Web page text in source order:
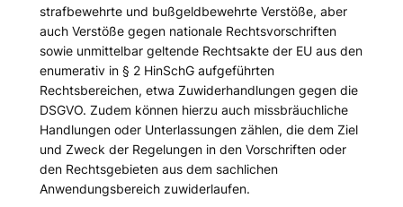
strafbewehrte und bußgeldbewehrte Verstöße, aber
auch Verstöße gegen nationale Rechtsvorschriften
sowie unmittelbar geltende Rechtsakte der EU aus den
enumerativ in § 2 HinSchG aufgeführten
Rechtsbereichen, etwa Zuwiderhandlungen gegen die
DSGVO. Zudem können hierzu auch missbräuchliche
Handlungen oder Unterlassungen zählen, die dem Ziel
und Zweck der Regelungen in den Vorschriften oder
den Rechtsgebieten aus dem sachlichen
Anwendungsbereich zuwiderlaufen.